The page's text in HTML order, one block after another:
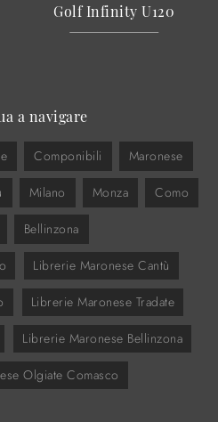
Golf Infinity U120
a navigare
Componibili Maronese
Milano Monza Como
Bellinzona
Librerie Maronese Cantù
Librerie Maronese Tradate
Librerie Maronese Bellinzona
Olgiate Comasco